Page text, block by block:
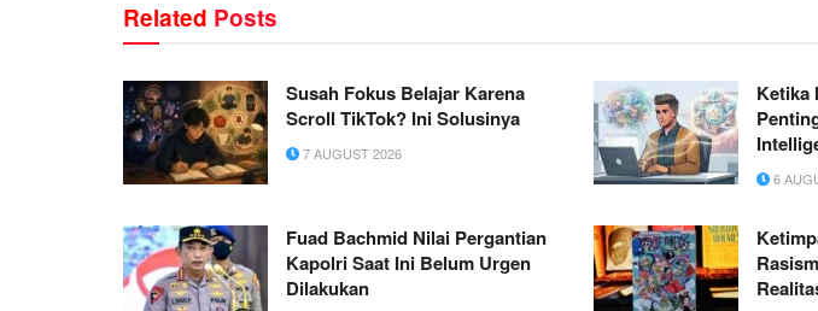
Related Posts
Susah Fokus Belajar Karena
Scroll TikTok? Ini Solusinya
7 AUGUST 2026
Ketika
6
Fuad Bachmid Nilai Pergantian
Kapolri Saat Ini Belum Urgen
Dilakukan